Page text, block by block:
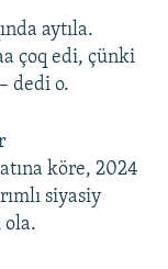
aytıla.
çoq edi, çünki
dedi o.
köre, 2024
siyasiy
ola.